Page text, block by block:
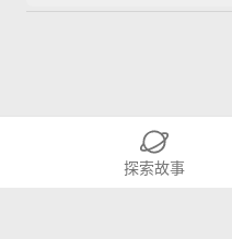
探索故事